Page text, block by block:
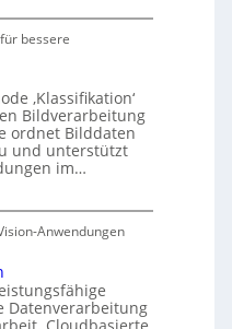
bessere
‚Klassifikation‘
Bildverarbeitung
ordnet Bilddaten
und unterstützt
im…
Anwendungen
Datenverarbeitung